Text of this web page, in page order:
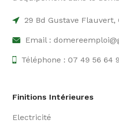
29 Bd Gustave Flauvert,
Email :
Téléphone : 07 49 56 64
Finitions Intérieures
Electricité